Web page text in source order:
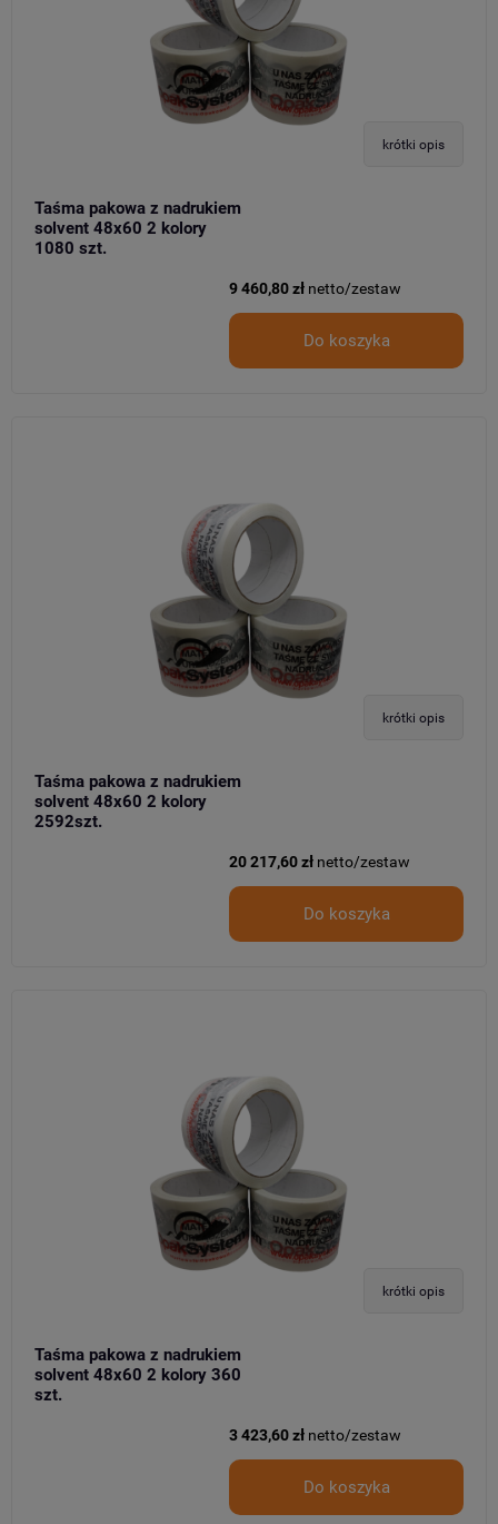
krótki opis
Taśma pakowa z nadrukiem
solvent 48x60 2 kolory
1080 szt.
9 460,80 zł netto/zestaw
Do koszyka
krótki opis
Taśma pakowa z nadrukiem
solvent 48x60 2 kolory
2592szt.
20 217,60 zł netto/zestaw
Do koszyka
krótki opis
Taśma pakowa z nadrukiem
solvent 48x60 2 kolory 360
szt.
3 423,60 zł netto/zestaw
Do koszyka